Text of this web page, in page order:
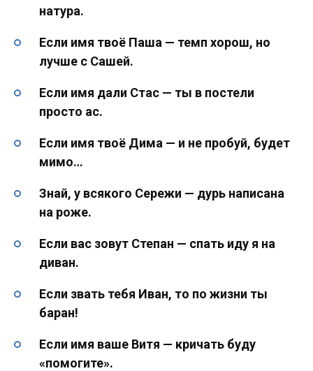
натура.
Если имя твоё Паша — темп хорош, но
лучше с Сашей.
Если имя дали Стас — ты в постели
просто ас.
Если имя твоё Дима — и не пробуй, будет
мимо…
Знай, у всякого Сережи — дурь написана
на роже.
Если вас зовут Степан — спать иду я на
диван.
Если звать тебя Иван, то по жизни ты
баран!
Если имя ваше Витя — кричать буду
«помогите».